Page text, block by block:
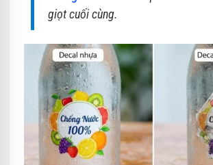
giọt cuối cùng.